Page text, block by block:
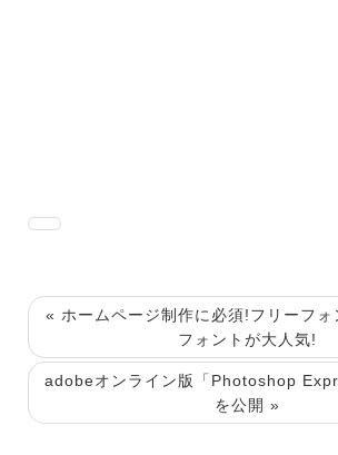
« ホームページ制作に必須!フリーフォ
フォントが大人気!
adobeオンライン版「Photoshop
を公開 »